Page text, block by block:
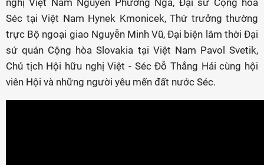
nghị Việt Nam Nguyễn Phương Nga, Đại sứ Cộng hoà
Séc tại Việt Nam Hynek Kmonicek, Thứ trưởng thường
trực Bộ ngoại giao Nguyễn Minh Vũ, Đại biện lâm thời Đại
sứ quán Cộng hòa Slovakia tại Việt Nam Pavol Svetik,
Chủ tịch Hội hữu nghị Việt - Séc Đỗ Thắng Hải cùng hội
viên Hội và những người yêu mến đất nước Séc.